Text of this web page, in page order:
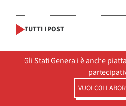
TUTTI I POST
Gli Stati Generali è anche
VUOI